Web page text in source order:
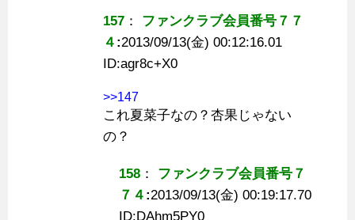
157 ： ファンクラブ会員番号７７
４ :2013/09/13(金) 00:12:16.01
ID:agr8c+X0
>>147
これ夏菜子なの？杏果じゃない
の？
158 ： ファンクラブ会員番号７
７４ :2013/09/13(金) 00:19:17.70
ID:DAhm5PY0